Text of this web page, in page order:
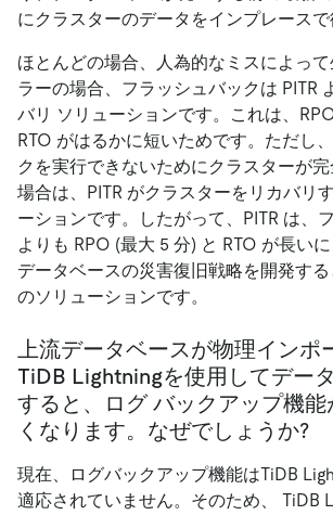
にクラスターのデータをインプレースで
ほとんどの場合、人為的なミスによっ
ラーの場合、フラッシュバックは PITR
バリ ソリューションです。これは、
RTO がはるかに短いためです。ただし
クを実行できないためにクラスターが
場合は、PITR がクラスターをリカバリ
ーションです。したがって、PITR は、
よりも RPO (最大 5 分) と RTO が長いに
データベースの災害復旧戦略を開発す
のソリューションです。
上流データベースが物理インポ
TiDB Lightningを使用してデー
すると、ログ バックアップ機能
くなります。なぜでしょうか?
現在、ログバックアップ機能はTiDB
適応されていません。そのため、 TiDB